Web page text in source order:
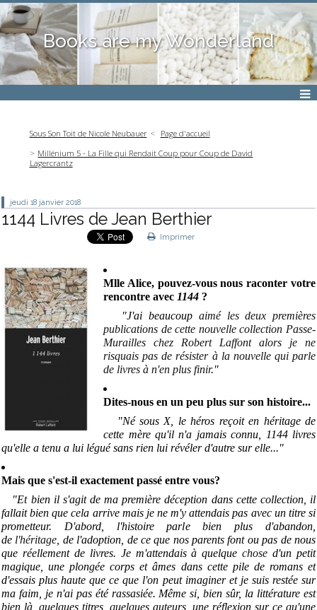
Books are my Wonderland
Sous Son Toit de Nicole Neubauer
Page d'accueil
Millénium 5 - La Fille qui Rendait Coup pour Coup de David
Lagercrantz
jeudi 18 janvier 2018
1144 Livres de Jean Berthier
Imprimer
Mlle Alice, pouvez-vous nous raconter votre
rencontre avec 1144 ?
"J'ai beaucoup aimé les deux premières
publications de cette nouvelle collection Passe-
Murailles chez Robert Laffont alors je ne
risquais pas de résister à la nouvelle qui parle
de livres à n'en plus finir."
Dites-nous en un peu plus sur son histoire...
"Né sous X, le héros reçoit en héritage de
cette mère qu'il n'a jamais connu, 1144 livres
qu'elle a tenu a lui légué sans rien lui révéler d'autre sur elle..."
Mais que s'est-il exactement passé entre vous?
"Et bien il s'agit de ma première déception dans cette collection, il
fallait bien que cela arrive mais je ne m'y attendais pas avec un titre si
prometteur. D'abord, l'histoire parle bien plus d'abandon,
de l'héritage , de l'adoption, de ce que nos parents font ou pas de nous
que réellement de livres. Je m'attendais à quelquechose d'un petit
magique, une plongée corps et âmes dans cette pile de romans et
d'essais plus haute que ce que l'on peut imaginer et je suis restée sur
ma faim, je n'ai pas été rassasiée. Même si, bien sûr, la littérature est
bien là, quelques titres, quelques auteurs, une réflexion sur ce qu'une